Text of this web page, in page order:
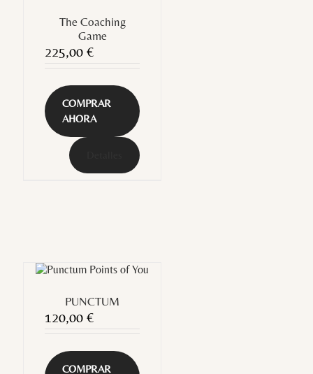
The Coaching
Game
225,00 €
COMPRAR
AHORA
PUNCTUM
120,00 €
COMPRAR